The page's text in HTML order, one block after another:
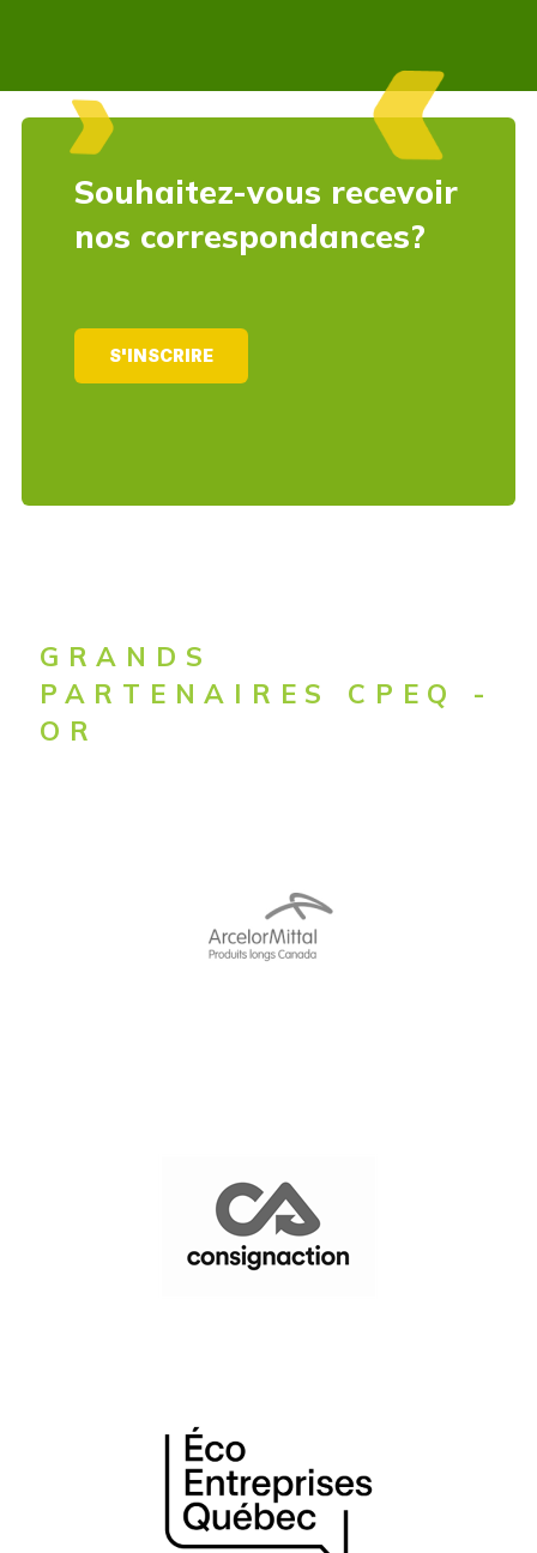
Souhaitez-vous recevoir
nos correspondances?
S'INSCRIRE
GRANDS
PARTENAIRES CPEQ -
OR